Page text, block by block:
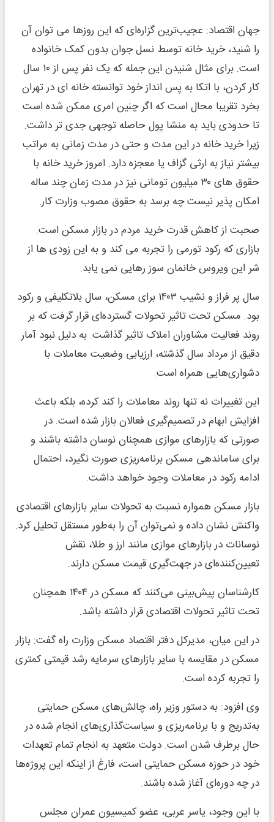
جهان اقتصاد: عجیب‌ترین گزاره‌ای که این روزها می توان آن
را شنید، خرید خانه توسط نسل جوان بدون کمک خانواده
است. برای مثال شنیدن این جمله که یک نفر پس از ۱۰ سال
کار کردن، با اتکا به پس انداز خود توانسته خانه ای در تهران
بخرد تقریبا محال است که اگر چنین امری ممکن شده است
تا حدودی باید به منشا پول حاصله توجهی جدی تر داشت.
زیرا خرید خانه در این مدت و حتی در مدت زمانی به مراتب
بیشتر نیاز به ارثی گزاف یا معجزه دارد. امروز خرید خانه با
حقوق های ۳۰ میلیون تومانی نیز در مدت زمان چند ساله
امکان پذیر نیست چه برسد به حقوق مصوب وزارت کار.
صحبت از کاهش قدرت خرید مردم در بازار مسکن است.
بازاری که رکود تورمی را تجربه می کند و به این زودی ها از
شر این ویروس خانمان سوز رهایی نمی یابد.
سال پر فراز و نشیب ۱۴۰۳ برای مسکن، سال بلاتکلیفی و رکود
بود. مسکن تحت تاثیر تحولات گسترده‌ای قرار گرفت که بر
روند فعالیت مشاوران املاک تاثیر گذاشت. به دلیل نبود آمار
دقیق از مرداد سال گذشته، ارزیابی وضعیت معاملات با
دشواری‌هایی همراه است.
این تغییرات نه تنها روند معاملات را کند کرده، بلکه باعث
افزایش ابهام در تصمیم‌گیری فعالان بازار شده است. در
صورتی که بازارهای موازی همچنان نوسان داشته باشند و
برای ساماندهی مسکن برنامه‌ریزی صورت نگیرد، احتمال
ادامه رکود در معاملات وجود خواهد داشت.
بازار مسکن همواره نسبت به تحولات سایر بازارهای اقتصادی
واکنش نشان داده و نمی‌توان آن را به‌طور مستقل تحلیل کرد.
نوسانات در بازارهای موازی مانند ارز و طلا، نقش
تعیین‌کننده‌ای در جهت‌گیری قیمت مسکن دارند.
کارشناسان پیش‌بینی می‌کنند که مسکن در ۱۴۰۴ همچنان
تحت تاثیر تحولات اقتصادی قرار داشته باشد.
در این میان، مدیرکل دفتر اقتصاد مسکن وزارت راه گفت: بازار
مسکن در مقایسه با سایر بازارهای سرمایه رشد قیمتی کمتری
را تجربه کرده است.
وی افزود: به دستور وزیر راه، چالش‌های مسکن حمایتی
به‌تدریج و با برنامه‌ریزی و سیاست‌گذاری‌های انجام شده در
حال برطرف شدن است. دولت متعهد به انجام تمام تعهدات
خود در حوزه مسکن حمایتی است، فارغ از اینکه این پروژه‌ها
در چه دوره‌ای آغاز شده باشند.
با این وجود، یاسر عربی، عضو کمیسیون عمران مجلس